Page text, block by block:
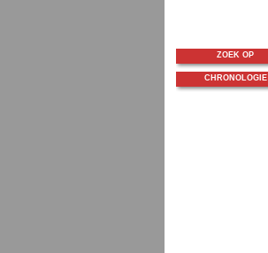
ZOEK OP
CHRONOLOGIE